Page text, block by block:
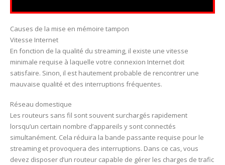
Causes de la mise en mémoire tampon
Vitesse Internet
En fonction de la qualité du streaming, il existe une vitesse
minimale requise à laquelle votre connexion Internet doit
satisfaire. Sinon, il est hautement probable de rencontrer une
mauvaise qualité et des interruptions fréquentes.
Réseau domestique
Les routeurs sans fil sont souvent surchargés rapidement
lorsqu’un certain nombre d’appareils y sont connectés
simultanément. Cela réduira la bande passante requise pour le
streaming et provoquera des interruptions. Dans ce cas, vous
devez disposer d’un routeur capable de gérer les charges de trafic